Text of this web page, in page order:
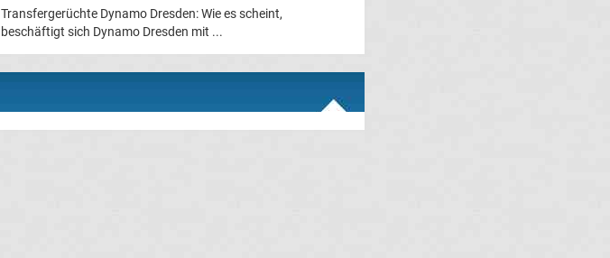
Transfergerüchte Dynamo Dresden: Wie es scheint,
beschäftigt sich Dynamo Dresden mit ...